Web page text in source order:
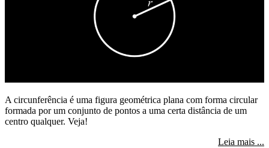
A circunferência é uma figura geométrica plana com forma circular
formada por um conjunto de pontos a uma certa distância de um
centro qualquer. Veja!
Leia mais ...